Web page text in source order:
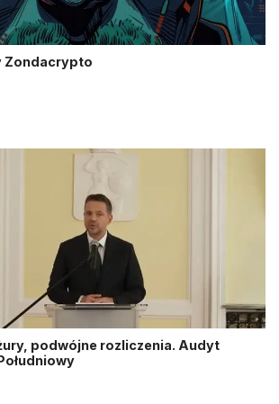
Zondacrypto
podwójne rozliczenia. Audyt